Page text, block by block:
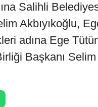
Salihli
Akbıyıkoğlu,
adına Ege
Başkanı